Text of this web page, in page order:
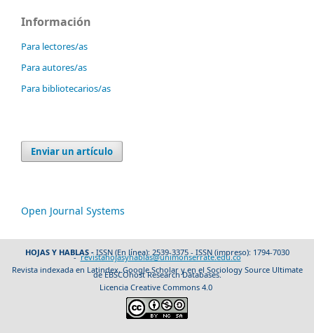
Información
Para lectores/as
Para autores/as
Para bibliotecarios/as
Enviar un artículo
Open Journal Systems
HOJAS Y HABLAS - ISSN (En línea): 2539-3375 - ISSN (impreso): 1794-7030
-revistahojasyhablas@unimonserrate.edu.co
Revista indexada en Latindex, Google Scholar y en el Sociology Source Ultimate
de EBSCOhost Research Databases.
Licencia Creative Commons 4.0